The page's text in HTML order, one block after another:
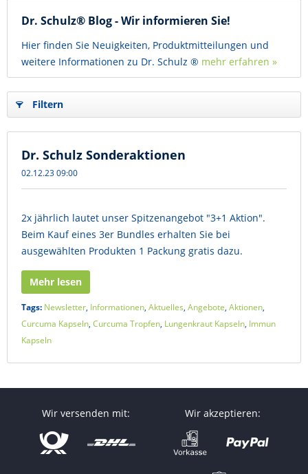
Dr. Schulz® Blog - Wir informieren Sie!
Hier finden Sie Neuigkeiten, Produktmitteilungen und
weitere Informationen zu Dr. Schulz ® mehr erfahren »
Filtern
Dr. Schulz Sonderaktionen
02.12.23 09:00
2x jährlich lautet unser Spitzenangebot "3+1 Aktion".
Beim Kauf eines 3er Bundles erhalten Sie bei
ausgewählten Produkten 1 Packung gratis dazu.
Mehr lesen
Tags: Newsletter, Informationen, Aktuelles, Angebote, Aktionen,
Curcuma Kapseln, Curcuma Tropfen, Lungenkraut Kapseln, Immun
Kapseln
Wir versenden mit: Wir akzeptieren: